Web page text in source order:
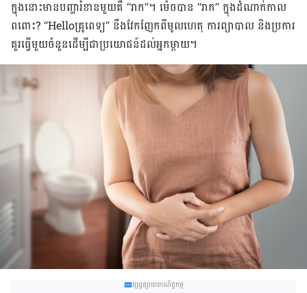
ក្នុង​នោះ​មាន​​បញ្ហា​រំខាន​មួយ​គឺ “រាក”។ ម៉េច​បាន​ “រាក” ក្នុង​ដំណាក់​កាល​
ពពោះ? “Helloគ្រូពេទ្យ” នឹង​វែកញែក​ពី​មូលហេតុ ការ​ព្យាបាល និង​ប្រការ​
គួរ​ធ្វើ​មួយ​ចំនួន​ដើម្បី​ជា​ប្រយោជន៍​ដល់​អ្នក​ម្ដាយ។
ផ្សព្វផ្សាយពាណិជ្ជកម្ម